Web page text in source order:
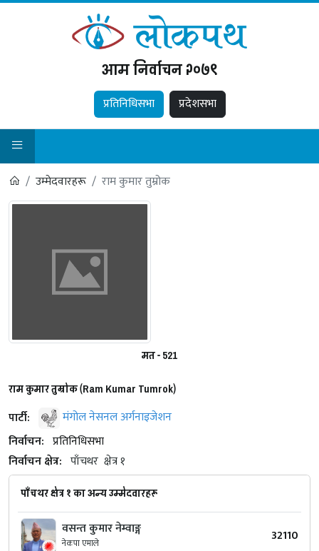
आम निर्वाचन २०७९
प्रतिनिधिसभा प्रदेशसभा
उम्मेदवारहरू राम कुमार तुम्रोक
मत - 521
राम कुमार तुम्रोक (Ram Kumar Tumrok)
पार्टी:
मंगोल नेसनल अर्गनाइजेशन
निर्वाचन: प्रतिनिधिसभा
निर्वाचन क्षेत्र: पाँचथर क्षेत्र १
पाँचथर क्षेत्र १ का अन्य उम्मेदवारहरू
वसन्त कुमार नेम्वाङ्ग
नेकपा एमाले 32110